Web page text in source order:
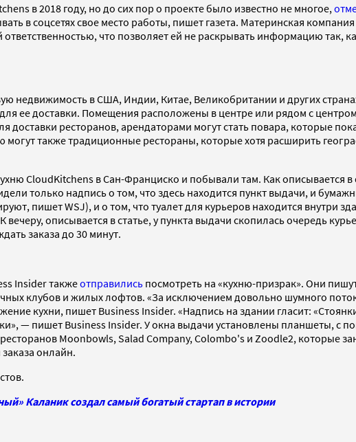
в 2018 году, но до сих пор о проекте было известно не многое,
в соцсетях свое место работы, пишет газета. Материнская
что позволяет ей не раскрывать информацию
недвижимость в США, Индии, Китае, Великобритании и других
ее доставки. Помещения расположены в центре или рядом с
ресторанов, арендаторами могут стать повара, которые
также традиционные рестораны, которые хотя расширить
CloudKitchens в Сан-Франциско и побывали там. Как описывается
только надпись о том, что здесь находится пункт выдачи, и
пишет WSJ), и о том, что туалет для курьеров находится внутри
вечеру, описывается в статье, у пункта выдачи скопилась очередь
заказа до 30 минут.
Insider такжеотправились посмотреть на «кухню-призрак». Они
клубов и жилых лофтов. «За исключением довольно шумного
кухни, пишет Business Insider. «Надпись на здании гласит:
— пишет Business Insider. У окна выдачи установлены планшеты, с
Moonbowls, Salad Company, Colombo's и Zoodle2, которые
онлайн.
Каланик создал самый богатый стартап в истории